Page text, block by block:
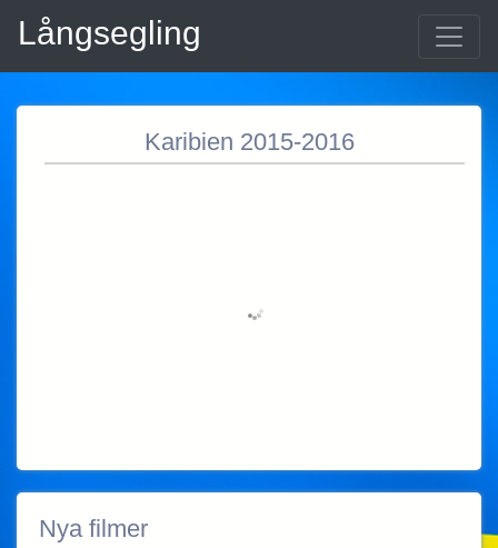
Långsegling
Karibien 2015-2016
Nya filmer